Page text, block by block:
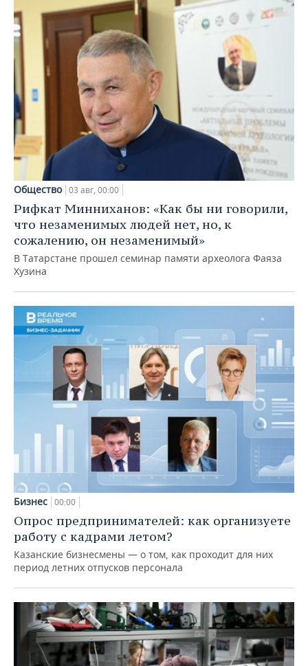
Общество 03 авг, 00:00
Рифкат Минниханов: «Как бы ни говорили,
что незаменимых людей нет, но, к
сожалению, он незаменимый»
В Татарстане прошел семинар памяти археолога Фаяза
Хузина
Бизнес 00:00
Опрос предпринимателей: как организуете
работу с кадрами летом?
Казанские бизнесмены — о том, как проходит для них
период летних отпусков персонала